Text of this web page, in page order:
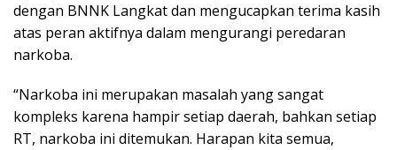
dengan BNNK Langkat dan mengucapkan terima kasih
atas peran aktifnya dalam mengurangi peredaran
narkoba.
“Narkoba ini merupakan masalah yang sangat
kompleks karena hampir setiap daerah, bahkan setiap
RT, narkoba ini ditemukan. Harapan kita semua,